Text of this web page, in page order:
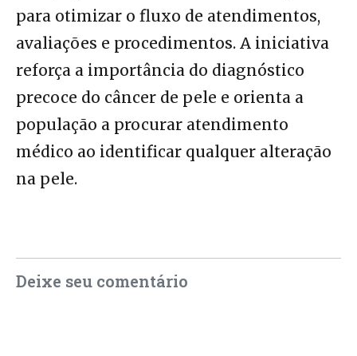
para otimizar o fluxo de atendimentos,
avaliações e procedimentos. A iniciativa
reforça a importância do diagnóstico
precoce do câncer de pele e orienta a
população a procurar atendimento
médico ao identificar qualquer alteração
na pele.
Deixe seu comentário